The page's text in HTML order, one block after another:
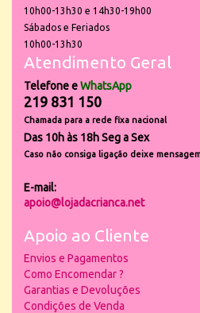
10h00-13h30 e 14h30-19h00
Sábados e Feriados
10h00-13h30
Atendimento Geral
Telefone eWhatsApp
219 831 150
Chamada para a rede fixa nacional
Das 10h às 18h Seg a Sex
Caso não consiga ligação deixe
E-mail:
apoio@lojadacrianca.net
Apoio ao Cliente
Envios e Pagamentos
Como Encomendar ?
Garantias e Devoluções
Condições de Venda